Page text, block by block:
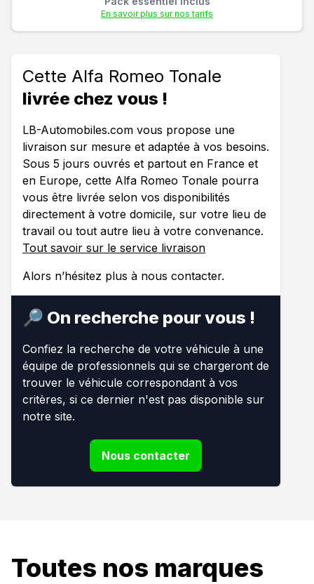
En savoir plus sur nos tarifs
Cette Alfa Romeo Tonale
livrée chez vous !
LB-Automobiles.com vous propose une
livraison sur mesure et adaptée à vos besoins.
Sous 5 jours ouvrés et partout en France et
en Europe, cette Alfa Romeo Tonale pourra
vous être livrée selon vos disponibilités
directement à votre domicile, sur votre lieu de
travail ou tout autre lieu à votre convenance.
Tout savoir sur le service livraison
Alors n’hésitez plus à nous contacter.
🔎 On recherche pour vous !
Confiez la recherche de votre véhicule à une
équipe de professionnels qui se chargeront de
trouver le véhicule correspondant à vos
critères, si ce dernier n'est pas disponible sur
notre site.
Nous contacter
Toutes nos marques